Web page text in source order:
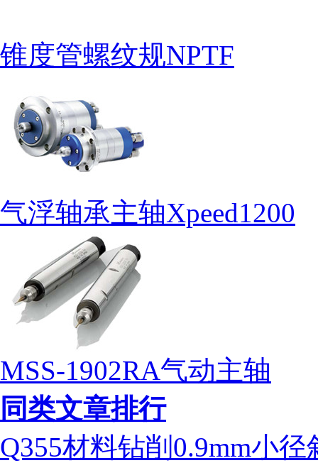
锥度管螺纹规NPTF
气浮轴承主轴Xpeed1200
MSS-1902RA气动主轴
同类文章排行
Q355材料钻削0.9mm小